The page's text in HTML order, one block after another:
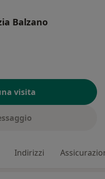
Balzano
visita
Indirizzi